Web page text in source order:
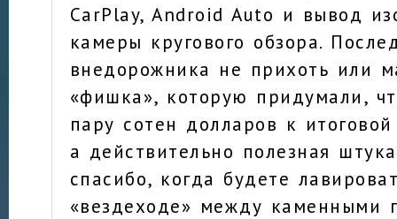
CarPlay, Android Auto и вывод
камеры кругового обзора.
внедорожника не прихоть или
«фишка», которую придумали,
пару сотен долларов к
а действительно полезная
спасибо, когда будете
«вездеходе» между каменными